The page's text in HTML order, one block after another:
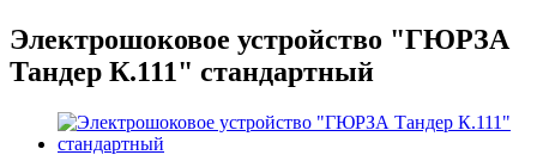
Электрошоковое устройство "ГЮРЗА
Тандер К.111" стандартный